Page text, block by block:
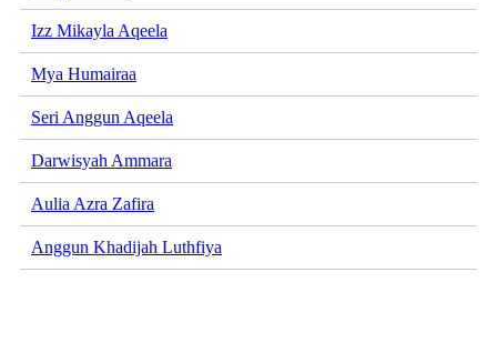
Izz Mikayla Aqeela
Mya Humairaa
Seri Anggun Aqeela
Darwisyah Ammara
Aulia Azra Zafira
Anggun Khadijah Luthfiya